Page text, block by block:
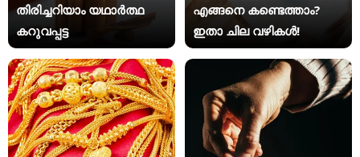
തിരിച്ചറിയാം യഥാര്‍ത്ഥ
കറുവപ്പട്ട
എങ്ങനെ കണ്ടെത്താം?
ഇതാ ചില വഴികൾ!